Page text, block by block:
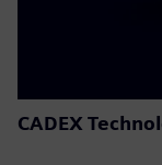
CADEX